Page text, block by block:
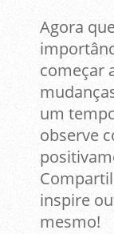
Agora
começar
um
observe
inspire
mesmo!